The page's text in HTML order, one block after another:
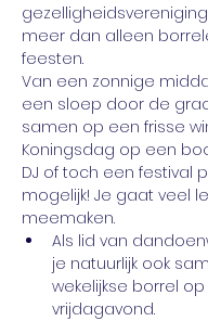
meer dan alleen
feesten.
Van een zonnige
een sloep door de
samen op een frisse
Koningsdag op een
DJ of toch een festival
mogelijk! Je gaat veel
meemaken.
Als lid van
je natuurlijk ook
wekelijkse borrel
vrijdagavond.